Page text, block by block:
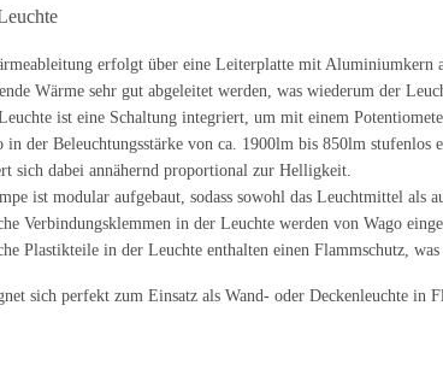
erfolgt über eine Leiterplatte mit Aluminiumkern
Wärme sehr gut abgeleitet werden, was wiederum der
ist eine Schaltung integriert, um mit einem
in der Beleuchtungsstärke von ca. 1900lm bis 850lm
sich dabei annähernd proportional zur Helligkeit.
ist modular aufgebaut, sodass sowohl das Leuchtmittel als
Verbindungsklemmen in der Leuchte werden von Wago
Plastikteile in der Leuchte enthalten einen Flammschutz,
sich perfekt zum Einsatz als Wand- oder Deckenleuchte in